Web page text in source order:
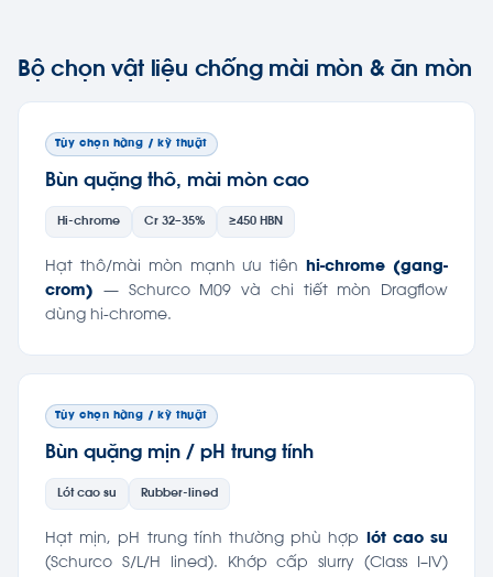
Bộ chọn vật liệu chống mài mòn & ăn mòn
Tùy chọn hãng / kỹ thuật
Bùn quặng thô, mài mòn cao
Hi-chrome Cr 32–35% ≥450 HBN
Hạt thô/mài mòn mạnh ưu tiênhi-chrome (gang-
crom) — Schurco M09 và chi tiết mòn Dragflow
dùng hi-chrome.
Tùy chọn hãng / kỹ thuật
Bùn quặng mịn / pH trung tính
Lót cao su Rubber-lined
Hạt mịn, pH trung tính thường phù hợp lót cao su
(Schurco S/L/H lined). Khớp cấp slurry (Class I–IV)